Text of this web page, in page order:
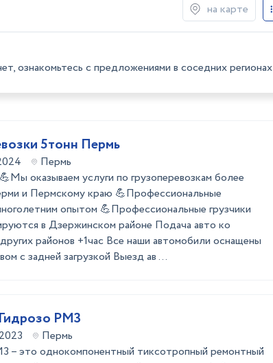
на карте
ознакомьтесь с предложениями в соседних регионах
5тонн Пермь
Пермь
оказываем услуги по грузоперевозкам более
и Пермскому краю 💪Профессиональные
опытом 💪Профессиональные грузчики
в Дзержинском районе Подача авто ко
районов +1час Все наши автомобили оснащены
с задней загрузкой Выезд ав ...
РМ3
Пермь
– это однокомпонентный тикcотропный ремонтный